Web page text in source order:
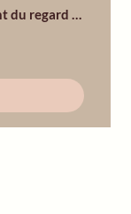
Brow lift ou fox eyes : quel traitement du regard choisir en Suisse ?